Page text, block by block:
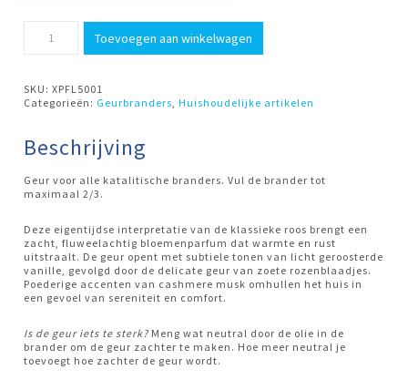
Ashleigh
&
Toevoegen aan winkelwagen
SKU:XPFL5001
Categorieën: Geurbranders ,Huishoudelijke artikelen
Beschrijving
Geur voor alle katalitische branders. Vul de brander tot
maximaal 2/3.
Deze eigentijdse interpretatie van de klassieke roos brengt een
zacht, fluweelachtig bloemenparfum dat warmte en rust
uitstraalt. De geur opent met subtiele tonen van licht geroosterde
vanille, gevolgd door de delicate geur van zoete rozenblaadjes.
Poederige accenten van cashmere musk omhullen het huis in
een gevoel van sereniteit en comfort.
Is de geur iets te sterk? Meng wat neutral door de olie in de
brander om de geur zachter te maken. Hoe meer neutral je
toevoegt hoe zachter de geur wordt.